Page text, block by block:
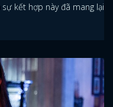
kết hợp này đã mang lại